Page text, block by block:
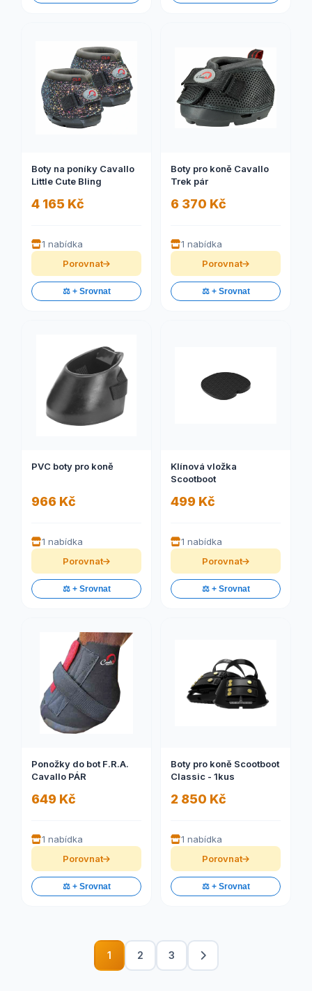
Boty na poníky Cavallo
Little Cute Bling
4 165 Kč
1 nabídka
Porovnat
⚖️ + Srovnat
Boty pro koně Cavallo
Trek pár
6 370 Kč
1 nabídka
Porovnat
⚖️ + Srovnat
PVC boty pro koně
966 Kč
1 nabídka
Porovnat
⚖️ + Srovnat
Klínová vložka
Scootboot
499 Kč
1 nabídka
Porovnat
⚖️ + Srovnat
Ponožky do bot F.R.A.
Cavallo PÁR
649 Kč
1 nabídka
Porovnat
⚖️ + Srovnat
Boty pro koně Scootboot
Classic - 1kus
2 850 Kč
1 nabídka
Porovnat
⚖️ + Srovnat
1 2 3